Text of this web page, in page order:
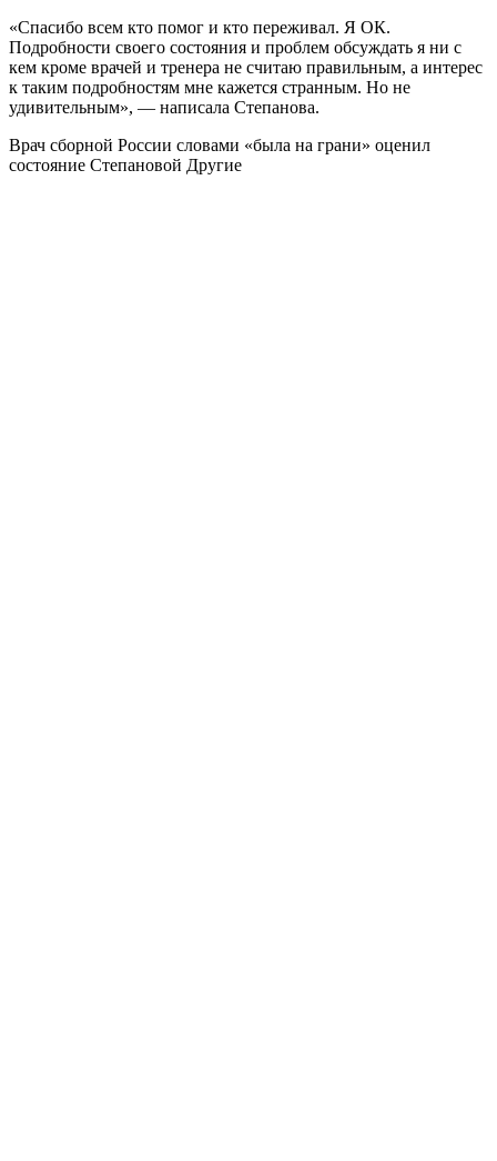
«Спасибо всем кто помог и кто переживал. Я ОК.
Подробности своего состояния и проблем обсуждать я ни с
кем кроме врачей и тренера не считаю правильным, а интерес
к таким подробностям мне кажется странным. Но не
удивительным», — написала Степанова.
Врач сборной России словами «была на грани» оценил
состояние Степановой Другие